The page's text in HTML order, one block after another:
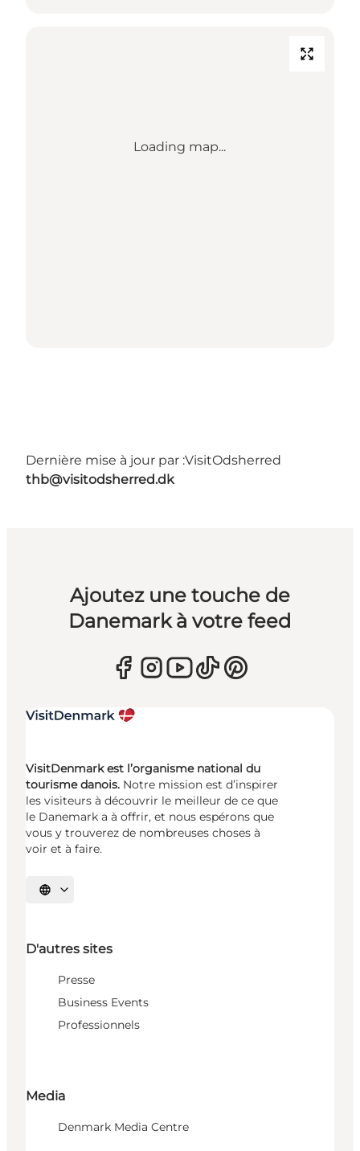
Loading map...
Dernière mise à jour par :VisitOdsherred
thb@visitodsherred.dk
Ajoutez une touche de
Danemark à votre feed
VisitDenmark est l’organisme national du
tourisme danois. Notre mission est d’inspirer
les visiteurs à découvrir le meilleur de ce que
le Danemark a à offrir, et nous espérons que
vous y trouverez de nombreuses choses à
voir et à faire.
Choisissez la langue
D'autres sites
Presse
Business Events
Professionnels
Media
Denmark Media Centre